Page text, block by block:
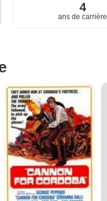
4
ans de carrière